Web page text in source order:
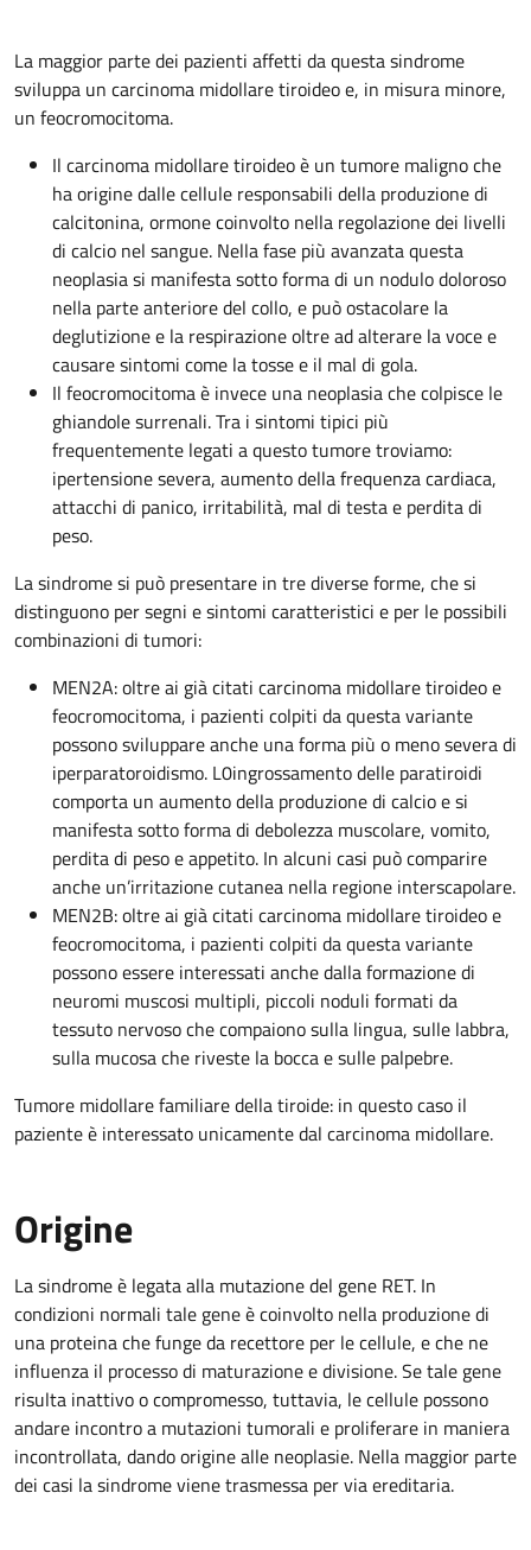
La maggior parte dei pazienti affetti da questa sindrome
sviluppa un carcinoma midollare tiroideo e, in misura minore,
un feocromocitoma.
Il carcinoma midollare tiroideo è un tumore maligno che
ha origine dalle cellule responsabili della produzione di
calcitonina, ormone coinvolto nella regolazione dei livelli
di calcio nel sangue. Nella fase più avanzata questa
neoplasia si manifesta sotto forma di un nodulo doloroso
nella parte anteriore del collo, e può ostacolare la
deglutizione e la respirazione oltre ad alterare la voce e
causare sintomi come la tosse e il mal di gola.
Il feocromocitoma è invece una neoplasia che colpisce le
ghiandole surrenali. Tra i sintomi tipici più
frequentemente legati a questo tumore troviamo:
ipertensione severa, aumento della frequenza cardiaca,
attacchi di panico, irritabilità, mal di testa e perdita di
peso.
La sindrome si può presentare in tre diverse forme, che si
distinguono per segni e sintomi caratteristici e per le possibili
combinazioni di tumori:
MEN2A: oltre ai già citati carcinoma midollare tiroideo e
feocromocitoma, i pazienti colpiti da questa variante
possono sviluppare anche una forma più o meno severa di
iperparatoroidismo. L0ingrossamento delle paratiroidi
comporta un aumento della produzione di calcio e si
manifesta sotto forma di debolezza muscolare, vomito,
perdita di peso e appetito. In alcuni casi può comparire
anche un’irritazione cutanea nella regione interscapolare.
MEN2B: oltre ai già citati carcinoma midollare tiroideo e
feocromocitoma, i pazienti colpiti da questa variante
possono essere interessati anche dalla formazione di
neuromi muscosi multipli, piccoli noduli formati da
tessuto nervoso che compaiono sulla lingua, sulle labbra,
sulla mucosa che riveste la bocca e sulle palpebre.
Tumore midollare familiare della tiroide: in questo caso il
paziente è interessato unicamente dal carcinoma midollare.
Origine
La sindrome è legata alla mutazione del gene RET. In
condizioni normali tale gene è coinvolto nella produzione di
una proteina che funge da recettore per le cellule, e che ne
influenza il processo di maturazione e divisione. Se tale gene
risulta inattivo o compromesso, tuttavia, le cellule possono
andare incontro a mutazioni tumorali e proliferare in maniera
incontrollata, dando origine alle neoplasie. Nella maggior parte
dei casi la sindrome viene trasmessa per via ereditaria.